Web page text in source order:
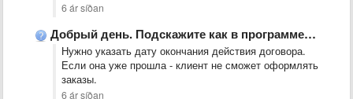
6 ár síðan
Добрый день. Подскажите как в программе клиента поставить в стоп, …
Нужно указать дату окончания действия договора.
Если она уже прошла - клиент не сможет оформлять
заказы.
6 ár síðan